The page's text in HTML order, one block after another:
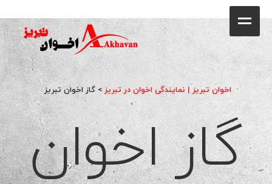
فروشگاه
محصولات
جشنواره فروش ویژه
کاتالوگ
اخوان تبریز | نمایندگی اخوان در تبریز>گاز اخوان تبریز
گاز اخوان